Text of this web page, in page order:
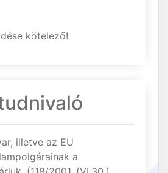
kötelező!
illetve az EU
a